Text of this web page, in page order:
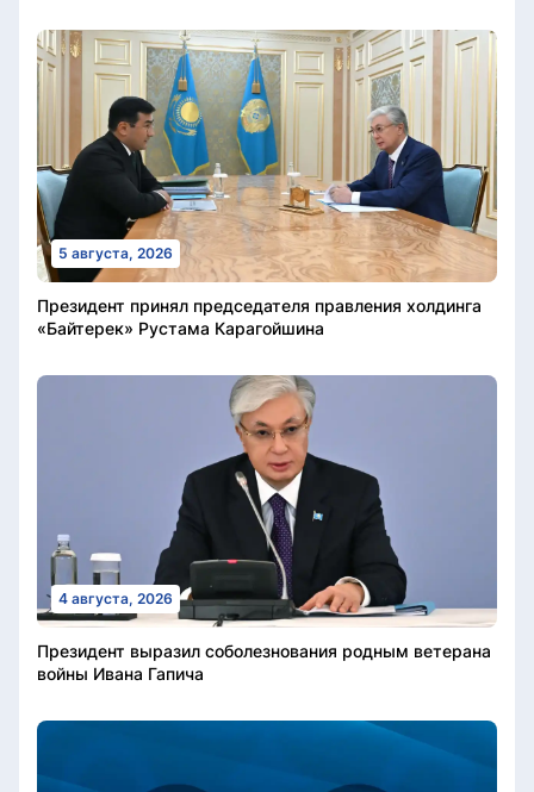
5 августа, 2026
Президент принял председателя правления холдинга
«Байтерек» Рустама Карагойшина
4 августа, 2026
Президент выразил соболезнования родным ветерана
войны Ивана Гапича